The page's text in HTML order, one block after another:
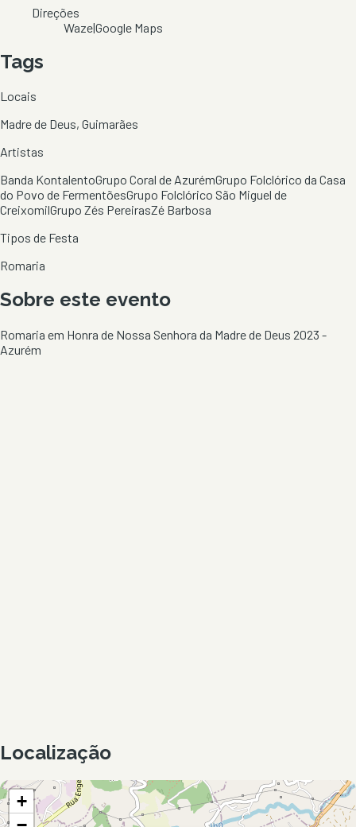
Direções
Waze|Google Maps
Tags
Locais
Madre de Deus, Guimarães
Artistas
Banda KontalentoGrupo Coral de AzurémGrupo Folclórico da Casa
do Povo de FermentõesGrupo Folclórico São Miguel de
CreixomilGrupo Zés PereirasZé Barbosa
Tipos de Festa
Romaria
Sobre este evento
Romaria em Honra de Nossa Senhora da Madre de Deus 2023 -
Azurém
Localização
+